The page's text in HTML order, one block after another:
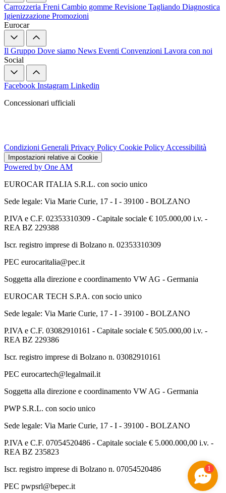
Carrozzeria Freni Cambio gomme Revisione Tagliando Diagnostica
Igienizzazione Promozioni
Eurocar
Il Gruppo Dove siamo News Eventi Convenzioni Lavora con noi
Social
Facebook Instagram Linkedin
Concessionari ufficiali
Condizioni Generali Privacy Policy Cookie Policy Accessibilità
Impostazioni relative ai Cookie
Powered by One AM
EUROCAR ITALIA S.R.L. con socio unico
Sede legale: Via Marie Curie, 17 - I - 39100 - BOLZANO
P.IVA e C.F. 02353310309 - Capitale sociale € 105.000,00 i.v. -
REA BZ 229388
Iscr. registro imprese di Bolzano n. 02353310309
PEC eurocaritalia@pec.it
Soggetta alla direzione e coordinamento VW AG - Germania
EUROCAR TECH S.P.A. con socio unico
Sede legale: Via Marie Curie, 17 - I - 39100 - BOLZANO
P.IVA e C.F. 03082910161 - Capitale sociale € 505.000,00 i.v. -
REA BZ 229386
Iscr. registro imprese di Bolzano n. 03082910161
PEC eurocartech@legalmail.it
Soggetta alla direzione e coordinamento VW AG - Germania
PWP S.R.L. con socio unico
Sede legale: Via Marie Curie, 17 - I - 39100 - BOLZANO
P.IVA e C.F. 07054520486 - Capitale sociale € 5.000.000,00 i.v. -
REA BZ 235823
Iscr. registro imprese di Bolzano n. 07054520486
PEC pwpsrl@bepec.it
1